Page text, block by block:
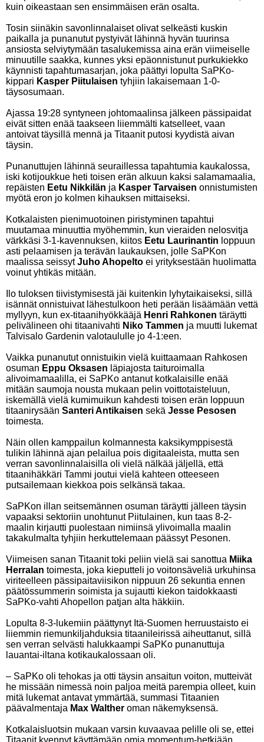
kuin oikeastaan sen ensimmäisen erän osalta.
Tosin siinäkin savonlinnalaiset olivat selkeästi kuskin
paikalla ja punanutut pystyivät lähinnä hyvän tuurinsa
ansiosta selviytymään tasalukemissa aina erän viimeiselle
minuutille saakka, kunnes yksi epäonnistunut purkukiekko
käynnisti tapahtumasarjan, joka päättyi lopulta SaPKo-
kippari Kasper Piitulaisen tyhjiin lakaisemaan 1-0-
täysosumaan.
Ajassa 19:28 syntyneen johtomaalinsa jälkeen pässipaidat
eivät sitten enää taakseen liiemmälti katselleet, vaan
antoivat täysillä mennä ja Titaanit putosi kyydistä aivan
täysin.
Punanuttujen lähinnä seuraillessa tapahtumia kaukalossa,
iski kotijoukkue heti toisen erän alkuun kaksi salamamaalia,
repäisten Eetu Nikkilän ja Kasper Tarvaisen onnistumisten
myötä eron jo kolmen kihauksen mittaiseksi.
Kotkalaisten pienimuotoinen piristyminen tapahtui
muutamaa minuuttia myöhemmin, kun vieraiden nelosvitja
värkkäsi 3-1-kavennuksen, kiitos Eetu Laurinantin loppuun
asti pelaamisen ja terävän laukauksen, jolle SaPKon
maalissa seissytJuho Ahopelto ei yrityksestään huolimatta
voinut yhtikäs mitään.
Ilo tuloksen tiivistymisestä jäi kuitenkin lyhytaikaiseksi, sillä
isännät onnistuivat lähestulkoon heti perään lisäämään vettä
myllyyn, kun ex-titaanihyökkääjä Henri Rahkonen täräytti
pelivälineen ohi titaanivahti Niko Tammen ja muutti lukemat
Talvisalo Gardenin valotaululle jo 4-1:een.
Vaikka punanutut onnistuikin vielä kuittaamaan Rahkosen
osuman Eppu Oksasen läpiajosta taituroimalla
alivoimamaalilla, ei SaPKo antanut kotkalaisille enää
mitään saumoja nousta mukaan pelin voittotaisteluun,
iskemällä vielä kumimuikun kahdesti toisen erän loppuun
titaanirysään Santeri Antikaisen sekä Jesse Pesosen
toimesta.
Näin ollen kamppailun kolmannesta kaksikymppisestä
tulikin lähinnä ajan pelailua pois digitaaleista, mutta sen
verran savonlinnalaisilla oli vielä nälkää jäljellä, että
titaanihäkkäri Tammi joutui vielä kahteen otteeseen
putsailemaan kiekkoa pois selkänsä takaa.
SaPKon illan seitsemännen osuman täräytti jälleen täysin
vapaaksi sektoriin unohtunut Piitulainen, kun taas 8-2-
maalin kirjautti puolestaan nimiinsä ylivoimalla maalin
takakulmalta tyhjiin herkuttelemaan päässyt Pesonen.
Viimeisen sanan Titaanit toki peliin vielä sai sanottua Miika
Herralan toimesta, joka kieputteli jo voitonsäveliä urkuhinsa
viriteelleen pässipaitaviisikon nippuun 26 sekuntia ennen
päätössummerin soimista ja sujautti kiekon taidokkaasti
SaPKo-vahti Ahopellon patjan alta häkkiin.
Lopulta 8-3-lukemiin päättynyt Itä-Suomen herruustaisto ei
liiemmin riemunkiljahduksia titaanileirissä aiheuttanut, sillä
sen verran selvästi halukkaampi SaPKo punanuttuja
lauantai-iltana kotikaukalossaan oli.
– SaPKo oli tehokas ja otti täysin ansaitun voiton, mutteivät
he missään nimessä noin paljoa meitä parempia olleet, kuin
mitä lukemat antavat ymmärtää, summasi Titaanien
päävalmentaja Max Walther oman näkemyksensä.
Kotkalaisluotsin mukaan varsin kuvaavaa pelille oli se, ettei
Titaanit kyennyt käyttämään omia momentum-hetkiään